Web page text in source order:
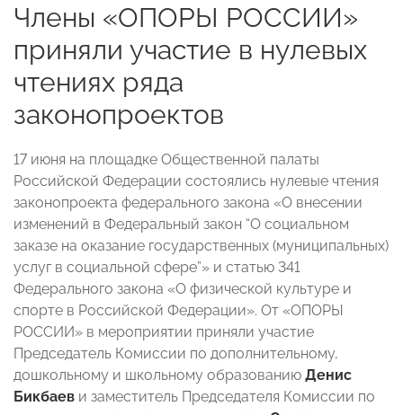
Члены «ОПОРЫ РОССИИ»
приняли участие в нулевых
чтениях ряда
законопроектов
17 июня на площадке Общественной палаты
Российской Федерации состоялись нулевые чтения
законопроекта федерального закона «О внесении
изменений в Федеральный закон “О социальном
заказе на оказание государственных (муниципальных)
услуг в социальной сфере”» и статью 341
Федерального закона «О физической культуре и
спорте в Российской Федерации». От «ОПОРЫ
РОССИИ» в мероприятии приняли участие
Председатель Комиссии по дополнительному,
дошкольному и школьному образованию Денис
Бикбаев и заместитель Председателя Комиссии по